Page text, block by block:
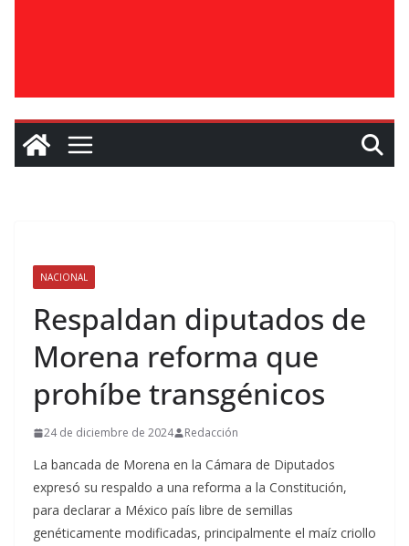
NACIONAL
Respaldan diputados de
Morena reforma que
prohíbe transgénicos
24 de diciembre de 2024 Redacción
La bancada de Morena en la Cámara de Diputados
expresó su respaldo a una reforma a la Constitución,
para declarar a México país libre de semillas
genéticamente modificadas, principalmente el maíz criollo